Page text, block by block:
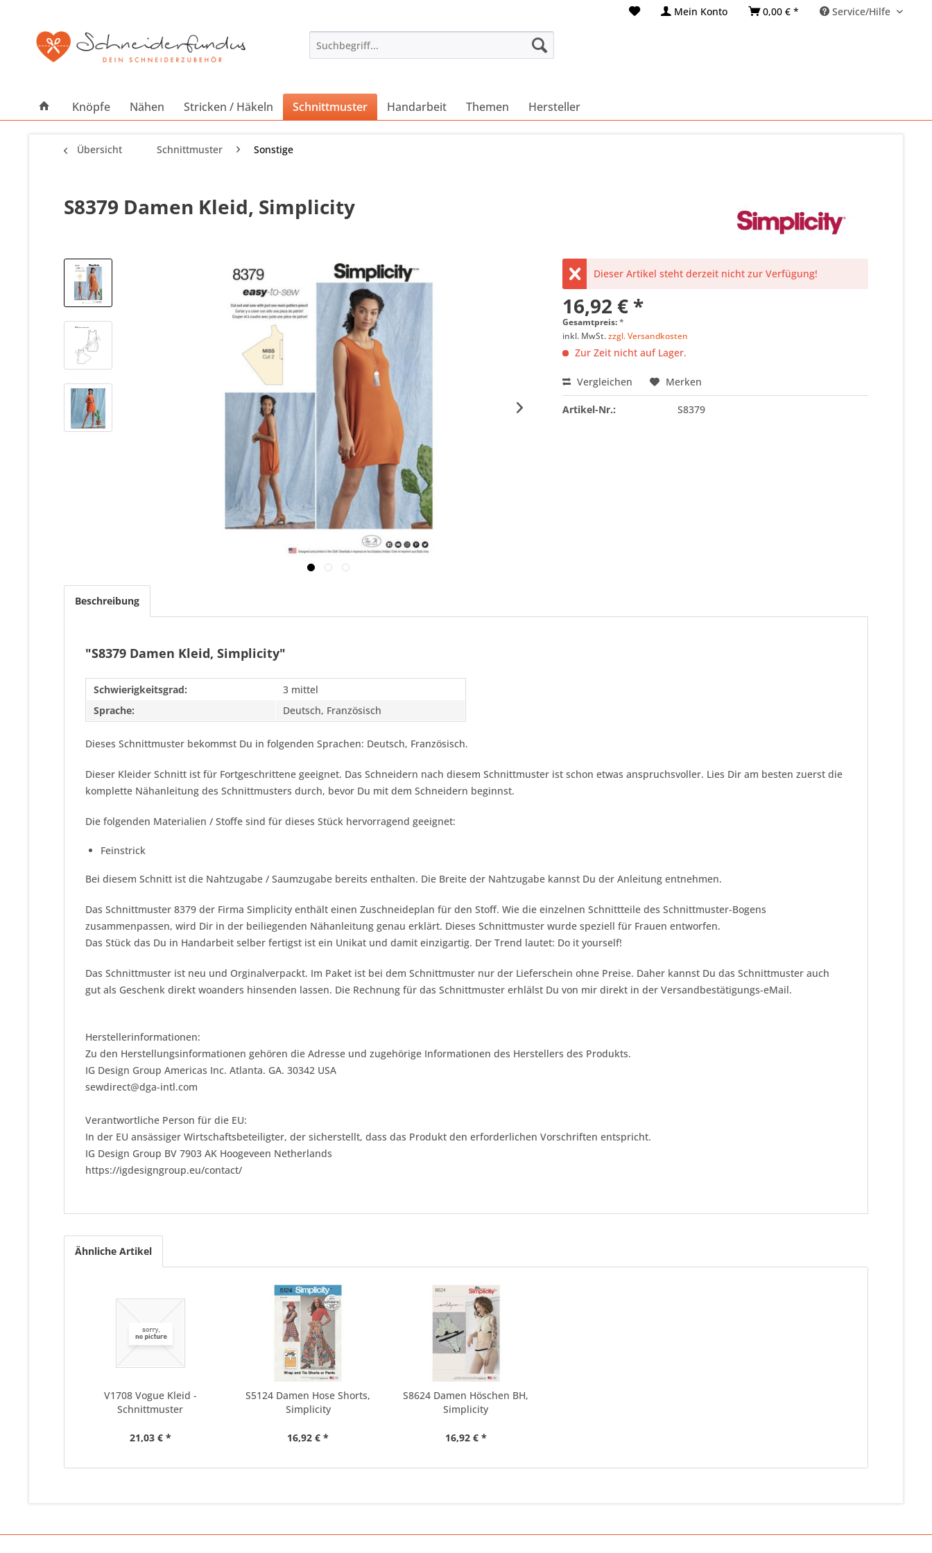
Mein Konto 0,00 € * Service/Hilfe
Knöpfe Nähen Stricken / Häkeln Schnittmuster Handarbeit Themen Hersteller
Übersicht Schnittmuster Sonstige
S8379 Damen Kleid, Simplicity
Dieser Artikel steht derzeit nicht zur Verfügung!
16,92 € *
Gesamtpreis:*
inkl. MwSt.zzgl. Versandkosten
Zur Zeit nicht auf Lager.
Vergleichen Merken
Artikel-Nr.: S8379
Beschreibung
"S8379 Damen Kleid, Simplicity"
Schwierigkeitsgrad:
3 mittel
Sprache:
Deutsch, Französisch
Dieses Schnittmuster bekommst Du in folgenden Sprachen: Deutsch, Französisch.
Dieser Kleider Schnitt ist für Fortgeschrittene geeignet. Das Schneidern nach diesem Schnittmuster ist schon etwas anspruchsvoller. Lies Dir am besten zuerst die
komplette Nähanleitung des Schnittmusters durch, bevor Du mit dem Schneidern beginnst.
Die folgenden Materialien / Stoffe sind für dieses Stück hervorragend geeignet:
Feinstrick
Bei diesem Schnitt ist die Nahtzugabe / Saumzugabe bereits enthalten. Die Breite der Nahtzugabe kannst Du der Anleitung entnehmen.
Das Schnittmuster 8379 der Firma Simplicity enthält einen Zuschneideplan für den Stoff. Wie die einzelnen Schnittteile des Schnittmuster-Bogens
zusammenpassen, wird Dir in der beiliegenden Nähanleitung genau erklärt. Dieses Schnittmuster wurde speziell für Frauen entworfen.
Das Stück das Du in Handarbeit selber fertigst ist ein Unikat und damit einzigartig. Der Trend lautet: Do it yourself!
Das Schnittmuster ist neu und Orginalverpackt. Im Paket ist bei dem Schnittmuster nur der Lieferschein ohne Preise. Daher kannst Du das Schnittmuster auch
gut als Geschenk direkt woanders hinsenden lassen. Die Rechnung für das Schnittmuster erhlälst Du von mir direkt in der Versandbestätigungs-eMail.
Herstellerinformationen:
Zu den Herstellungsinformationen gehören die Adresse und zugehörige Informationen des Herstellers des Produkts.
IG Design Group Americas Inc. Atlanta. GA. 30342 USA
sewdirect@dga-intl.com
Verantwortliche Person für die EU:
In der EU ansässiger Wirtschaftsbeteiligter, der sicherstellt, dass das Produkt den erforderlichen Vorschriften entspricht.
IG Design Group BV 7903 AK Hoogeveen Netherlands
https://igdesigngroup.eu/contact/
Ähnliche Artikel
V1708 Vogue Kleid -
Schnittmuster
21,03 € *
S5124 Damen Hose Shorts,
Simplicity
16,92 € *
S8624 Damen Höschen BH,
Simplicity
16,92 € *